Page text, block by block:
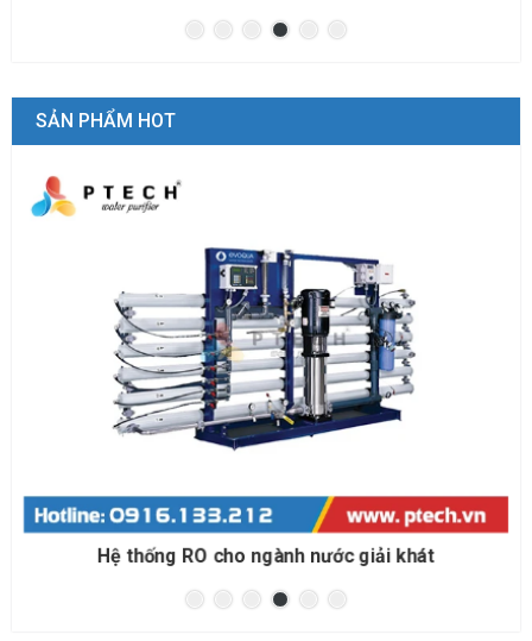
SẢN PHẨM HOT
Hệ thống RO cho đóng bình đóng chai